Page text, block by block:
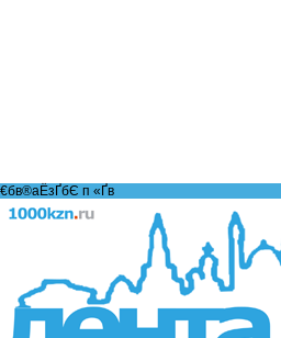
€бв®аЁзҐбЄ п «Ґ­в